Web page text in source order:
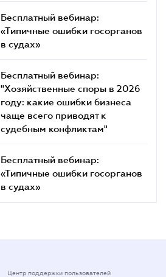
Бесплатный вебинар:
«Типичные ошибки госорганов
в судах»
Бесплатный вебинар:
"Хозяйственные споры в 2026
году: какие ошибки бизнеса
чаще всего приводят к
судебным конфликтам"
Бесплатный вебинар:
«Типичные ошибки госорганов
в судах»
Центр поддержки пользователей